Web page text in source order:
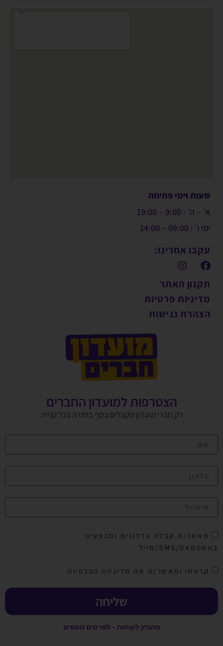
שעות וימי פתיחה
א׳ – ה׳ : 9:00 – 19:00
ימי ו׳ : 09:00 – 14:00
עקבו אחרינו:
תקנון האתר
מדיניות פרטיות
הצהרת נגישות
הצטרפות למועדון החברים
רק חברי מועדון מקבלים כסף בחזרה בכל קנייה
מאשר/ת קבלת עדכונים ומבצעים
בוואטסאפ/SMS/מייל
קראתי ומאשר/ת את מדיניות הפרטיות
שליחה
מועדון לקוחות - לפרטים נוספים